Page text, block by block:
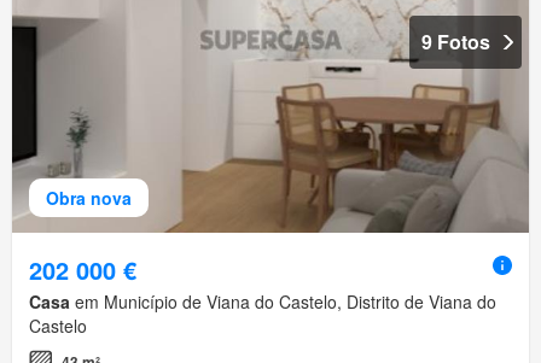
Obra nova
9 Fotos
202 000 €
Casa em Município de Viana do Castelo, Distrito de Viana do
Castelo